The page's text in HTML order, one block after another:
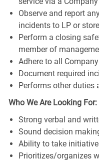
Observe and report
incidents to LP or
Perform a closing
member of
Adhere to all
Document required
Performs other duties
Who We Are Looking For:
Strong verbal and
Sound decision
Ability to take
Prioritizes/organizes